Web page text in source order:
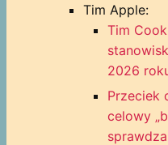
Tim Apple:
Tim
2026
Przeciek
celowy